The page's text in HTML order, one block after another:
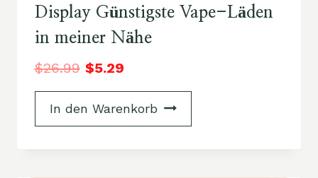
Display Günstigste Vape-Läden
in meiner Nähe
$26.99 $5.29
In den Warenkorb